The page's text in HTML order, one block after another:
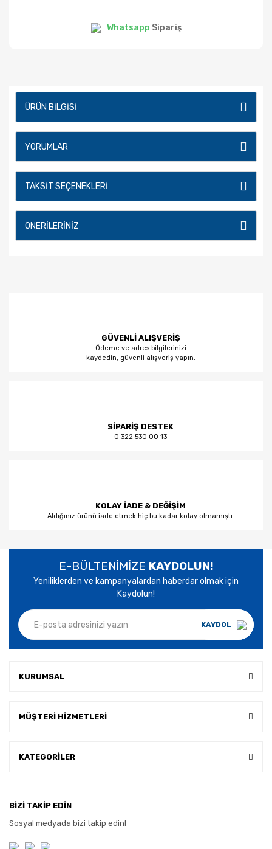
Whatsapp Sipariş
ÜRÜN BILGISI
YORUMLAR
TAKSIT SEÇENEKLERI
ÖNERILERINIZ
GÜVENLİ ALIŞVERİŞ
Ödeme ve adres bilgilerinizi
kaydedin, güvenli alışveriş yapın.
SİPARİŞ DESTEK
0 322 530 00 13
KOLAY İADE & DEĞİŞİM
Aldığınız ürünü iade etmek hiç bu kadar kolay olmamıştı.
E-BÜLTENİMİZE KAYDOLUN!
Yeniliklerden ve kampanyalardan haberdar olmak için
Kaydolun!
KAYDOL
KURUMSAL
MÜŞTERİ HİZMETLERİ
KATEGORİLER
BİZİ TAKİP EDİN
Sosyal medyada bizi takip edin!